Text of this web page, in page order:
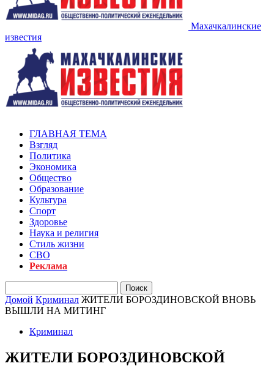
Махачкалинские
известия
ГЛАВНАЯ ТЕМА
Взгляд
Политика
Экономика
Общество
Образование
Культура
Спорт
Здоровье
Наука и религия
Стиль жизни
СВО
Реклама
Домой Криминал ЖИТЕЛИ БОРОЗДИНОВСКОЙ ВНОВЬ
ВЫШЛИ НА МИТИНГ
Криминал
ЖИТЕЛИ БОРОЗДИНОВСКОЙ